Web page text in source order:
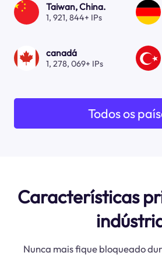
Taiwan, China.
1, 921, 844+ IPs
canadá
1, 278, 069+ IPs
Todos os
Características
Nunca mais fique bloqueado